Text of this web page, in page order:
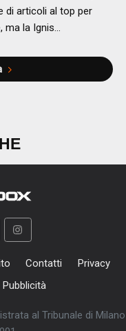
di articoli al top per
ma la Ignis...
Contatti
Privacy
Pubblicità
al Tribunale di Milano